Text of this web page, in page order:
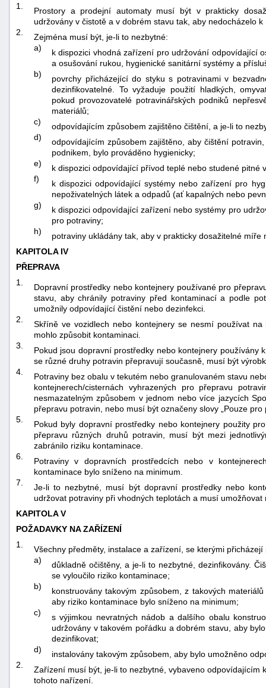
1.
Prostory a prodejní automaty musí být v prakticky
udržovány v čistotě a v dobrém stavu tak, aby nedocházelo
2.
Zejména musí být, je-li to nezbytné:
a)
k dispozici vhodná zařízení pro udržování odpovídající
a osušování rukou, hygienické sanitární systémy a
b)
povrchy přicházející do styku s potravinami v
dezinfikovatelné. To vyžaduje použití hladkých,
pokud provozovatelé potravinářských podniků
materiálů;
c)
odpovídajícím způsobem zajištěno čištění, a je-li to
d)
odpovídajícím způsobem zajištěno, aby čištění
podnikem, bylo prováděno hygienicky;
e)
k dispozici odpovídající přívod teplé nebo studené pitné
f)
k dispozici odpovídající systémy nebo zařízení pro
nepoživatelných látek a odpadů (ať kapalných nebo
g)
k dispozici odpovídající zařízení nebo systémy pro
pro potraviny;
h)
potraviny ukládány tak, aby v prakticky dosažitelné míře
KAPITOLA IV
PŘEPRAVA
1.
Dopravní prostředky nebo kontejnery používané pro
stavu, aby chránily potraviny před kontaminací a podle
umožnily odpovídající čistění nebo dezinfekci.
2.
Skříně ve vozidlech nebo kontejnery se nesmí používat
mohlo způsobit kontaminaci.
3.
Pokud jsou dopravní prostředky nebo kontejnery používány
se různé druhy potravin přepravují současně, musí být
4.
Potraviny bez obalu v tekutém nebo granulovaném stavu
kontejnerech/cisternách vyhrazených pro přepravu
nesmazatelným způsobem v jednom nebo více jazycích
přepravu potravin, nebo musí být označeny slovy „Pouze pro
5.
Pokud byly dopravní prostředky nebo kontejnery použity
přepravu různých druhů potravin, musí být mezi
zabránilo riziku kontaminace.
6.
Potraviny v dopravních prostředcích nebo v
kontaminace bylo sníženo na minimum.
7.
Je-li to nezbytné, musí být dopravní prostředky nebo
udržovat potraviny při vhodných teplotách a musí
KAPITOLA V
POŽADAVKY NA ZAŘÍZENÍ
1.
Všechny předměty, instalace a zařízení, se kterými
a)
důkladně očištěny, a je-li to nezbytné, dezinfikovány.
se vyloučilo riziko kontaminace;
b)
konstruovány takovým způsobem, z takových
aby riziko kontaminace bylo sníženo na minimum;
c)
s výjimkou nevratných nádob a dalšího obalu
udržovány v takovém pořádku a dobrém stavu, aby
dezinfikovat;
d)
instalovány takovým způsobem, aby bylo umožněno
2.
Zařízení musí být, je-li to nezbytné, vybaveno
tohoto nařízení.